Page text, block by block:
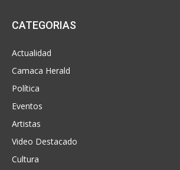
CATEGORIAS
Actualidad
Camaca Herald
Política
Eventos
Artistas
Video Destacado
Cultura